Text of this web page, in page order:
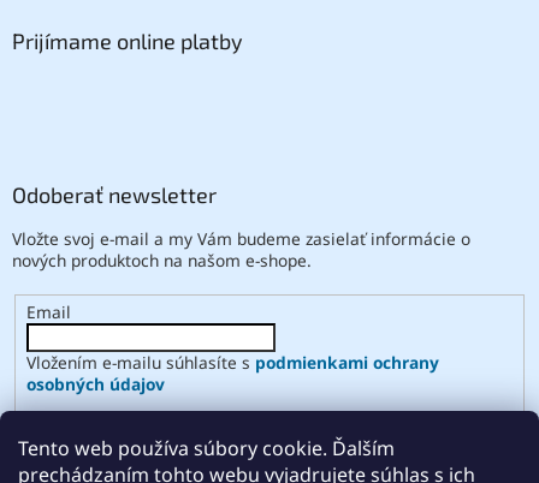
Tento web používa súbory cookie. Ďalším
prechádzaním tohto webu vyjadrujete súhlas s ich
Prijímame online platby
Odoberať newsletter
Vložte svoj e-mail a my Vám budeme zasielať informácie o
nových produktoch na našom e-shope.
Email
Vložením e-mailu súhlasíte s podmienkami ochrany
osobných údajov
PRIHLÁSIŤ SA